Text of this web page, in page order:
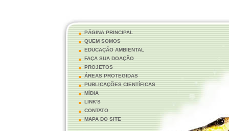
PÁGINA PRINCIPAL
QUEM SOMOS
EDUCAÇÃO AMBIENTAL
FAÇA SUA DOAÇÃO
PROJETOS
ÁREAS PROTEGIDAS
PUBLICAÇÕES CIENTÍFICAS
MÍDIA
LINK'S
CONTATO
MAPA DO SITE